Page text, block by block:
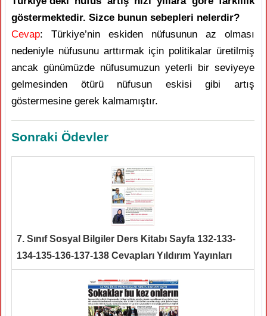
göstermektedir. Sizce bunun sebepleri nelerdir?
Cevap: Türkiye’nin eskiden nüfusunun az olması
nedeniyle nüfusunu arttırmak için politikalar üretilmiş
ancak günümüzde nüfusumuzun yeterli bir seviyeye
gelmesinden ötürü nüfusun eskisi gibi artış
göstermesine gerek kalmamıştır.
Sonraki Ödevler
7. Sınıf Sosyal Bilgiler Ders Kitabı Sayfa 132-133-
134-135-136-137-138 Cevapları Yıldırım Yayınları